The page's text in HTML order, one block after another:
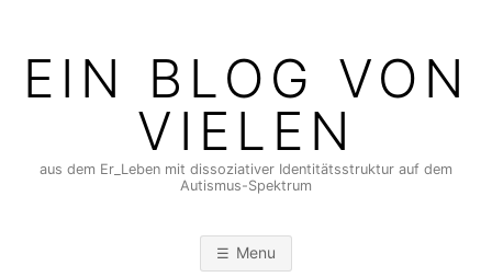
contentEIN BLOG VON
VIELEN
aus dem Er_Leben mit dissoziativer Identitätsstruktur auf dem
Autismus-Spektrum
Menu